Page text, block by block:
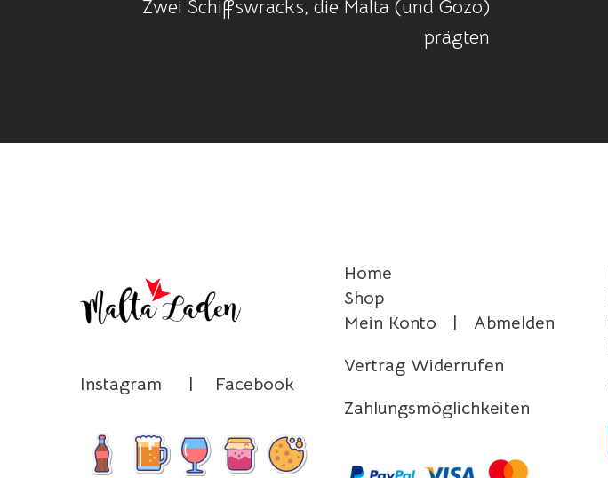
Zwei Schiffswracks, die Malta (und Gozo)
prägten
Instagram | Facebook
Home
Shop
Mein Konto | Abmelden
Vertrag Widerrufen
Zahlungsmöglichkeiten